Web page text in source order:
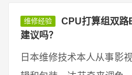
维修经验
CPU打算组双路
建议吗？
日本维修技术本人从事影